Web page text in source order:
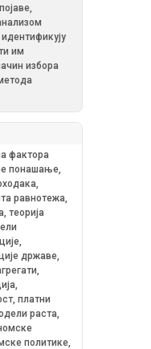
им
избора
фактора
понашање,
равнотежа,
теорија
државе,
платни
раста,
политике,